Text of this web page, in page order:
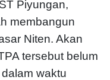
Piyungan,
membangun
Niten. Akan
tersebut belum
waktu